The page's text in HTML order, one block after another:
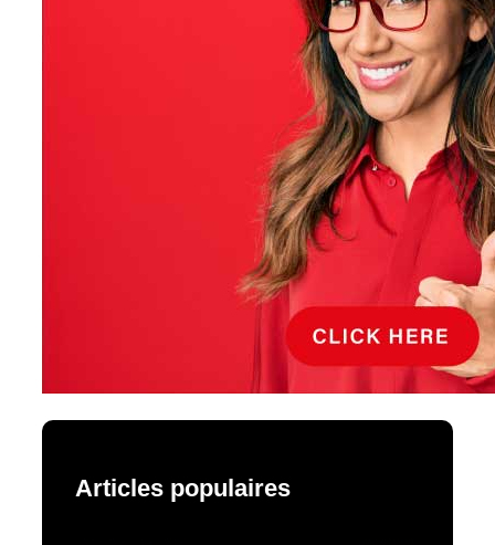
Articles populaires